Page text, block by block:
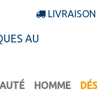
AU
HOMME